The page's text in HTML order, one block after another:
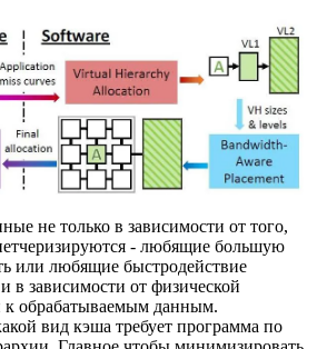
не только в зависимости от того,
- любящие большую
или любящие быстродействие
зависимости от физической
к обрабатываемым данным.
вид кэша требует программа по